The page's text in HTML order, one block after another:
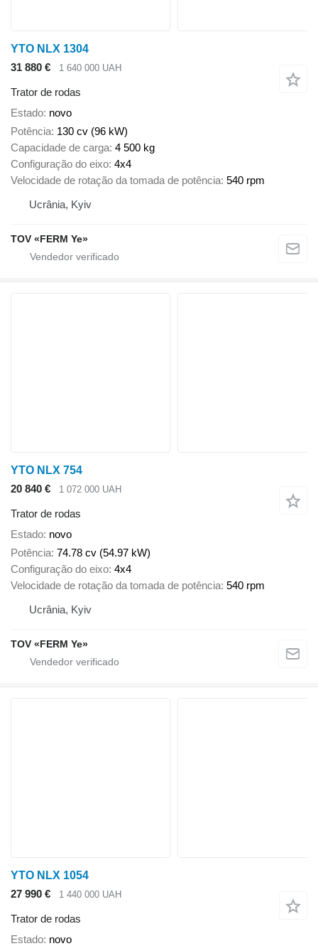
YTO NLX 1304
31 880 €
1 640 000 UAH
Trator de rodas
Estado novo
Potência 130 cv (96 kW)
Capacidade de carga 4 500 kg
Configuração do eixo 4x4
Velocidade de rotação da tomada de potência 540 rpm
Ucrânia, Kyiv
TOV «FERM Ye»
YTO NLX 754
20 840 €
1 072 000 UAH
Trator de rodas
Estado novo
Potência 74.78 cv (54.97 kW)
Configuração do eixo 4x4
Velocidade de rotação da tomada de potência 540 rpm
Ucrânia, Kyiv
TOV «FERM Ye»
YTO NLX 1054
27 990 €
1 440 000 UAH
Trator de rodas
Estado novo